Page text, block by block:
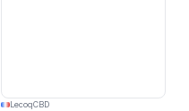
LecoqCBD